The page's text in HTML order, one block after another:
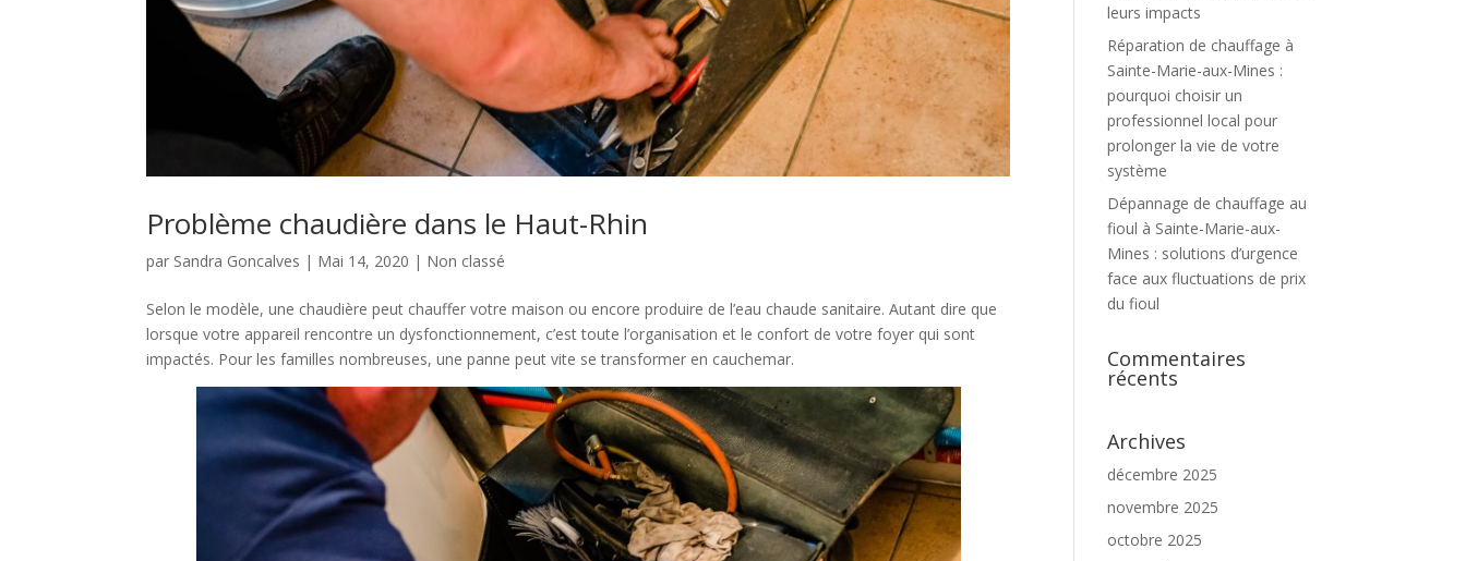
Problème chaudière dans le Haut-Rhin
par Sandra Goncalves | Mai 14, 2020 | Non classé
Selon le modèle, une chaudière peut chauffer votre maison ou encore produire de l’eau chaude sanitaire. Autant dire que
lorsque votre appareil rencontre un dysfonctionnement, c’est toute l’organisation et le confort de votre foyer qui sont
impactés. Pour les familles nombreuses, une panne peut vite se transformer en cauchemar.
leurs impacts
Réparation de chauffage à
Sainte-Marie-aux-Mines :
pourquoi choisir un
professionnel local pour
prolonger la vie de votre
système
Dépannage de chauffage au
fioul à Sainte-Marie-aux-
Mines : solutions d’urgence
face aux fluctuations de prix
du fioul
Commentaires
récents
Archives
décembre 2025
novembre 2025
octobre 2025